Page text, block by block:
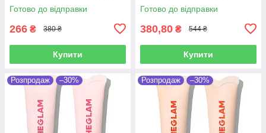
Готово до відправки
266 ₴ 380 ₴
Купити
Готово до відправки
380,80 ₴ 544 ₴
Купити
Розпродаж –30% Розпродаж –30%